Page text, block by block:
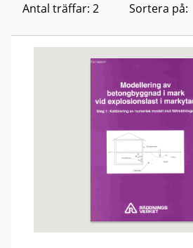
Antal träffar: 2 Sortera på: